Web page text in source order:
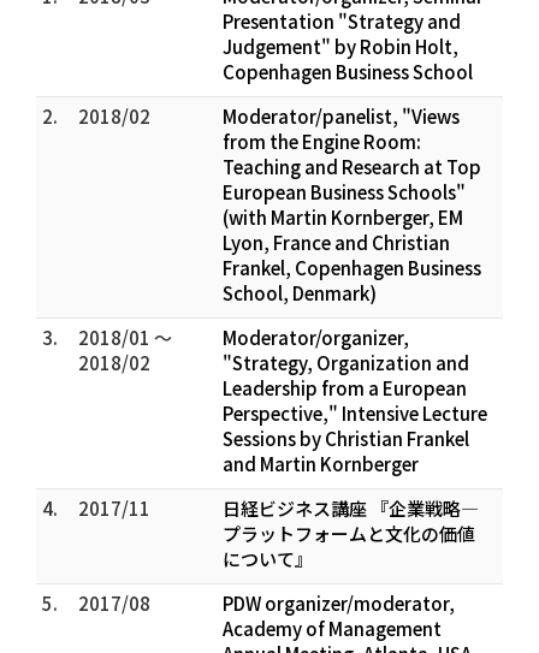
Presentation "Strategy and
Judgement" by Robin Holt,
Copenhagen Business School
2.
2018/02
Moderator/panelist, "Views
from the Engine Room:
Teaching and Research at Top
European Business Schools"
(with Martin Kornberger, EM
Lyon, France and Christian
Frankel, Copenhagen Business
School, Denmark)
3.
2018/01 ～
2018/02
Moderator/organizer,
"Strategy, Organization and
Leadership from a European
Perspective," Intensive Lecture
Sessions by Christian Frankel
and Martin Kornberger
4.
2017/11
日経ビジネス講座 『企業戦略―
プラットフォームと文化の価値
について』
5.
2017/08
PDW organizer/moderator,
Academy of Management